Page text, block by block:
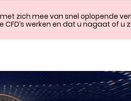
zich mee van snel oplopende
werken en dat u nagaat of